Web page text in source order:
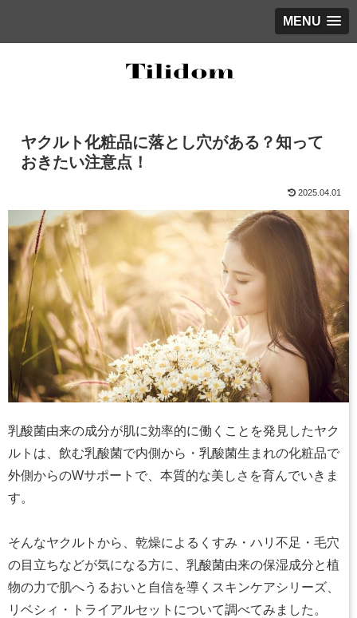
MENU
ヤクルト化粧品に落とし穴がある？知って
おきたい注意点！
2025.04.01
乳酸菌由来の成分が肌に効率的に働くことを発見したヤク
ルトは、飲む乳酸菌で内側から・乳酸菌生まれの化粧品で
外側からのWサポートで、本質的な美しさを育んでいきま
す。
そんなヤクルトから、乾燥によるくすみ・ハリ不足・毛穴
の目立ちなどが気になる方に、乳酸菌由来の保湿成分と植
物の力で肌へうるおいと自信を導くスキンケアシリーズ、
リベシィ・トライアルセットについて調べてみました。